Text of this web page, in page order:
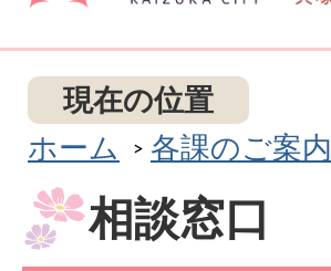
現在の位置
ホーム
各課のご案内
相談窓口